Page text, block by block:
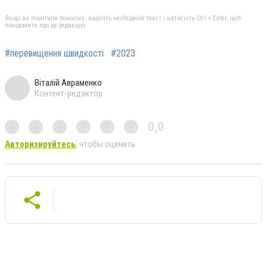
Якщо ви помітили помилку, виділіть необхідний текст і натисніть Ctrl + Enter, щоб
повідомити про це редакцію
#перевищення швидкості #2023
Віталій Авраменко
Контент-редактор
0,0
Авторизируйтесь, чтобы оценить